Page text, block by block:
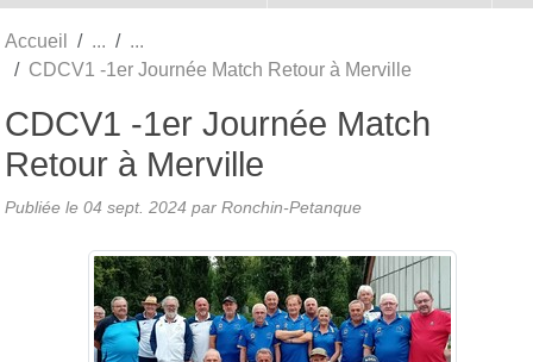
Accueil
CDCV1 -1er Journée Match Retour à Merville
CDCV1 -1er Journée Match
Retour à Merville
Publiée le 04 sept. 2024 par Ronchin-Petanque